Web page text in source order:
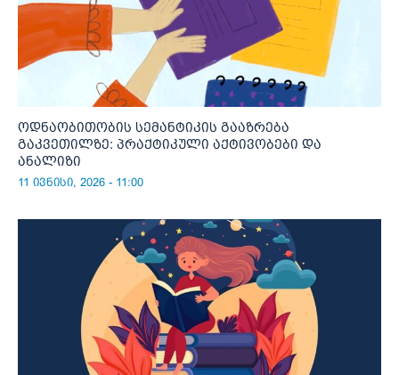
ოდნაობითობის სემანტიკის გააზრება
გაკვეთილზე: პრაქტიკული აქტივობები და
ანალიზი
11 ივნისი, 2026 - 11:00